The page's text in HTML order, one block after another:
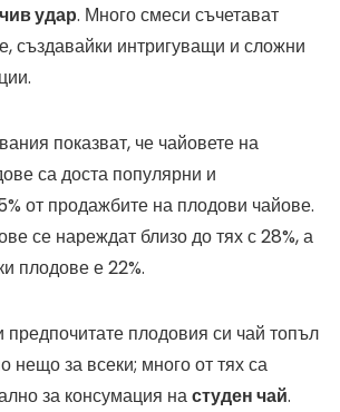
удар. Много смеси съчетават
създавайки интригуващи и сложни
показват, че чайовете на
са доста популярни и
от продажбите на плодови чайове.
се нареждат близо до тях с 28%, а
плодове е 22%.
плодовия си чай топъл
нещо за всеки; много от тях са
за консумация настуден чай.